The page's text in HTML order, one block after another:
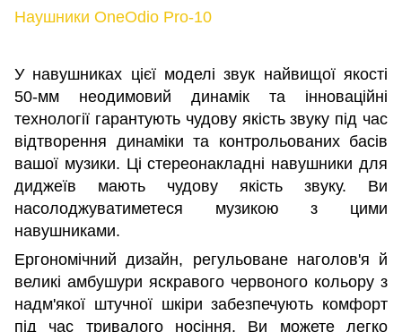
Наушники OneOdio Pro-10
У навушниках цієї моделі звук найвищої якості
50-мм неодимовий динамік та інноваційні
технології гарантують чудову якість звуку під час
відтворення динаміки та контрольованих басів
вашої музики. Ці стереонакладні навушники для
диджеїв мають чудову якість звуку. Ви
насолоджуватиметеся музикою з цими
навушниками.
Ергономічний дизайн, регульоване наголов'я й
великі амбушури яскравого червоного кольору з
надм'якої штучної шкіри забезпечують комфорт
під час тривалого носіння. Ви можете легко